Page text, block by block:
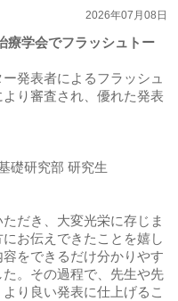
2026年07月08日
療学会でフラッシュトー
発表者によるフラッシュ
り審査され、優れた発表
礎研究部 研究生
だき、大変光栄に存じま
お伝えできたことを嬉し
をできるだけ分かりやす
。その過程で、先生や先
り良い発表に仕上げるこ